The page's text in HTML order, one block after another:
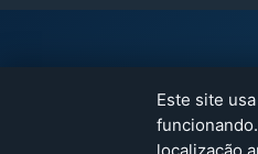
Este site